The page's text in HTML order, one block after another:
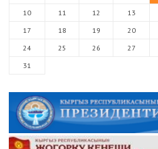
10
11 12 13
17
18 19 20
24
25 26 27
31